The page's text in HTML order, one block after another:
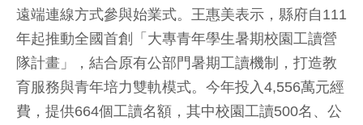
遠端連線方式參與始業式。王惠美表示，縣府自111
年起推動全國首創「大專青年學生暑期校園工讀營
隊計畫」，結合原有公部門暑期工讀機制，打造教
育服務與青年培力雙軌模式。今年投入4,556萬元經
費，提供664個工讀名額，其中校園工讀500名、公